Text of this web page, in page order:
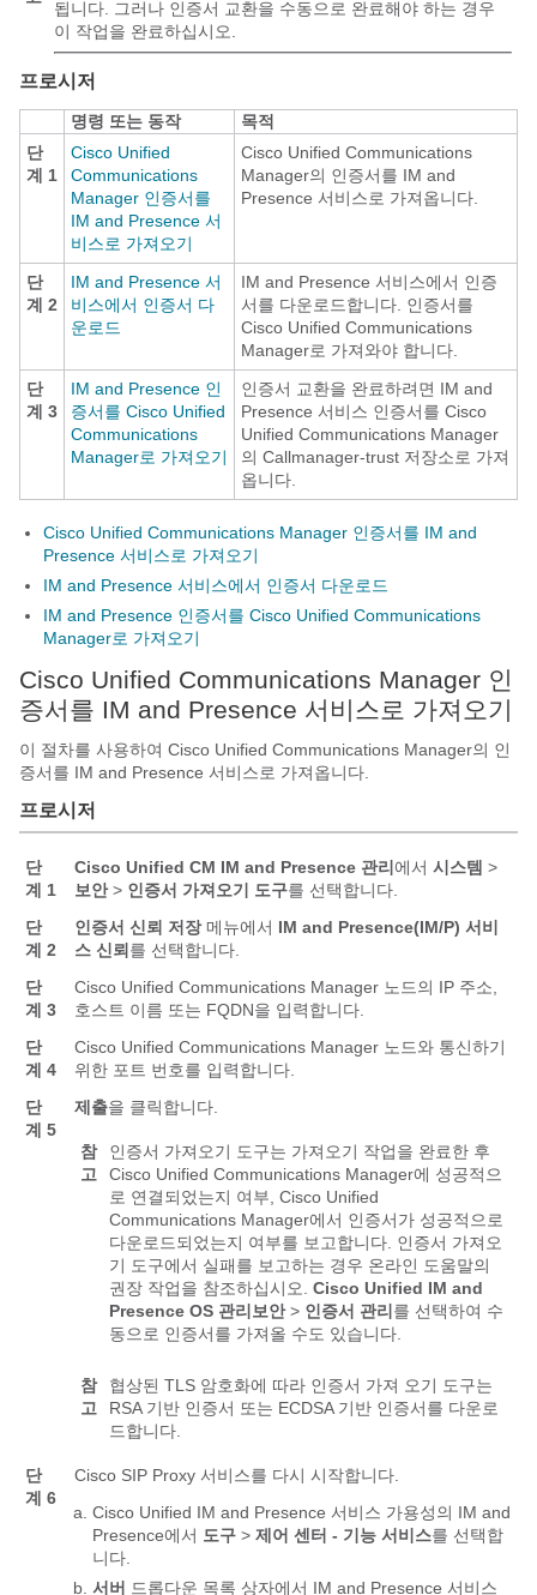
됩니다. 그러나 인증서 교환을 수동으로 완료해야 하는 경우
이 작업을 완료하십시오.
프로시저
명령 또는 동작
목적
단
계 1
Cisco Unified
Communications
Manager 인증서를
IM and Presence 서
비스로 가져오기
Cisco Unified Communications
Manager의 인증서를 IM and
Presence 서비스로 가져옵니다.
단
계 2
IM and Presence 서
비스에서 인증서 다
운로드
IM and Presence 서비스에서 인증
서를 다운로드합니다. 인증서를
Cisco Unified Communications
Manager로 가져와야 합니다.
단
계 3
IM and Presence 인
증서를 Cisco Unified
Communications
Manager로 가져오기
인증서 교환을 완료하려면 IM and
Presence 서비스 인증서를 Cisco
Unified Communications Manager
의 Callmanager-trust 저장소로 가져
옵니다.
Cisco Unified Communications Manager 인증서를 IM and
Presence 서비스로 가져오기
IM and Presence 서비스에서 인증서 다운로드
IM and Presence 인증서를 Cisco Unified Communications
Manager로 가져오기
Cisco Unified Communications Manager 인
증서를 IM and Presence 서비스로 가져오기
이 절차를 사용하여 Cisco Unified Communications Manager의 인
증서를 IM and Presence 서비스로 가져옵니다.
프로시저
단
계 1
Cisco Unified CM IM and Presence 관리 에서 시스템 >
보안> 인증서 가져오기 도구를 선택합니다.
단
계 2
인증서 신뢰 저장메뉴에서 IM and Presence(IM/P) 서비
스 신뢰 를 선택합니다.
단
계 3
Cisco Unified Communications Manager 노드의 IP 주소,
호스트 이름 또는 FQDN을 입력합니다.
단
계 4
Cisco Unified Communications Manager 노드와 통신하기
위한 포트 번호를 입력합니다.
단
계 5
제출을 클릭합니다.
참
고
인증서 가져오기 도구는 가져오기 작업을 완료한 후
Cisco Unified Communications Manager에 성공적으
로 연결되었는지 여부, Cisco Unified
Communications Manager에서 인증서가 성공적으로
다운로드되었는지 여부를 보고합니다. 인증서 가져오
기 도구에서 실패를 보고하는 경우 온라인 도움말의
권장 작업을 참조하십시오. Cisco Unified IM and
Presence OS 관리 보안> 인증서 관리 를 선택하여 수
동으로 인증서를 가져올 수도 있습니다.
참
고
협상된 TLS 암호화에 따라 인증서 가져 오기 도구는
RSA 기반 인증서 또는 ECDSA 기반 인증서를 다운로
드합니다.
단
계 6
Cisco SIP Proxy 서비스를 다시 시작합니다.
Cisco Unified IM and Presence 서비스 가용성의 IM and
Presence에서 도구 > 제어 센터 - 기능 서비스를 선택합
니다.
서버 드롭다운 목록 상자에서 IM and Presence 서비스